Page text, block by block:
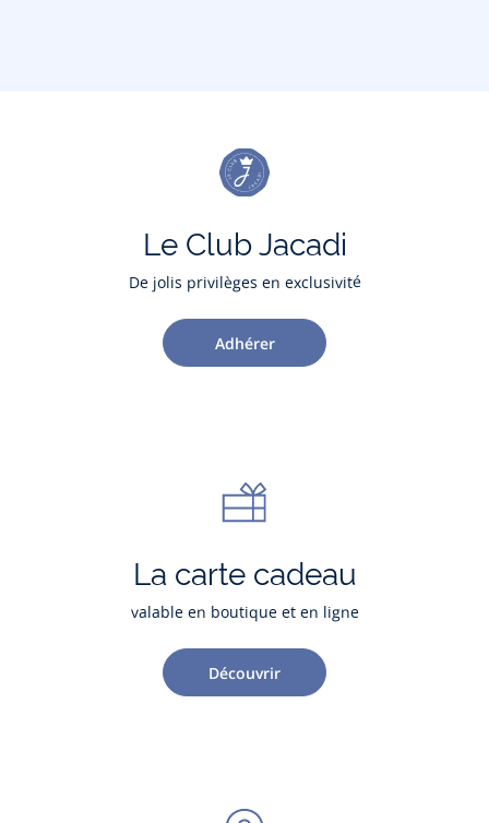
Le Club Jacadi
De jolis privilèges en exclusivité
Adhérer
La carte cadeau
valable en boutique et en ligne
Découvrir